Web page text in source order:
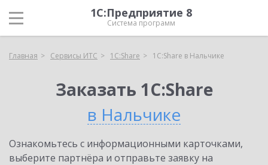
1С:Предприятие 8
Система программ
Главная Сервисы ИТС 1С:Share 1С:Share в Нальчике
Заказать 1С:Share
в Нальчике
Ознакомьтесь с информационными карточками,
выберите партнёра и отправьте заявку на